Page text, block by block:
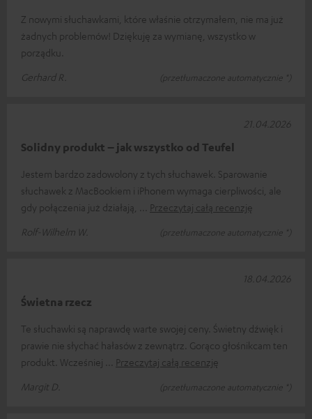
Z nowymi słuchawkami, które właśnie otrzymałem, nie ma już
żadnych problemów! Dziękuję za wymianę, wszystko w
porządku.
Gerhard R.
(przetłumaczone automatycznie *)
Solidny produkt – jak wszystko od Teufel
Jestem bardzo zadowolony z tych słuchawek. Sparowanie
słuchawek z MacBookiem i iPhonem wymaga cierpliwości, ale
gdy połączenia już działają,
Przeczytaj całą recenzję
Rolf-Wilhelm W.
(przetłumaczone automatycznie *)
21.04.2026
Świetna rzecz
Te słuchawki są naprawdę warte swojej ceny. Świetny dźwięk i
prawie nie słychać hałasów z zewnątrz. Gorąco głośnikcam ten
produkt. Wcześniej
Przeczytaj całą recenzję
Margit D.
(przetłumaczone automatycznie *)
18.04.2026